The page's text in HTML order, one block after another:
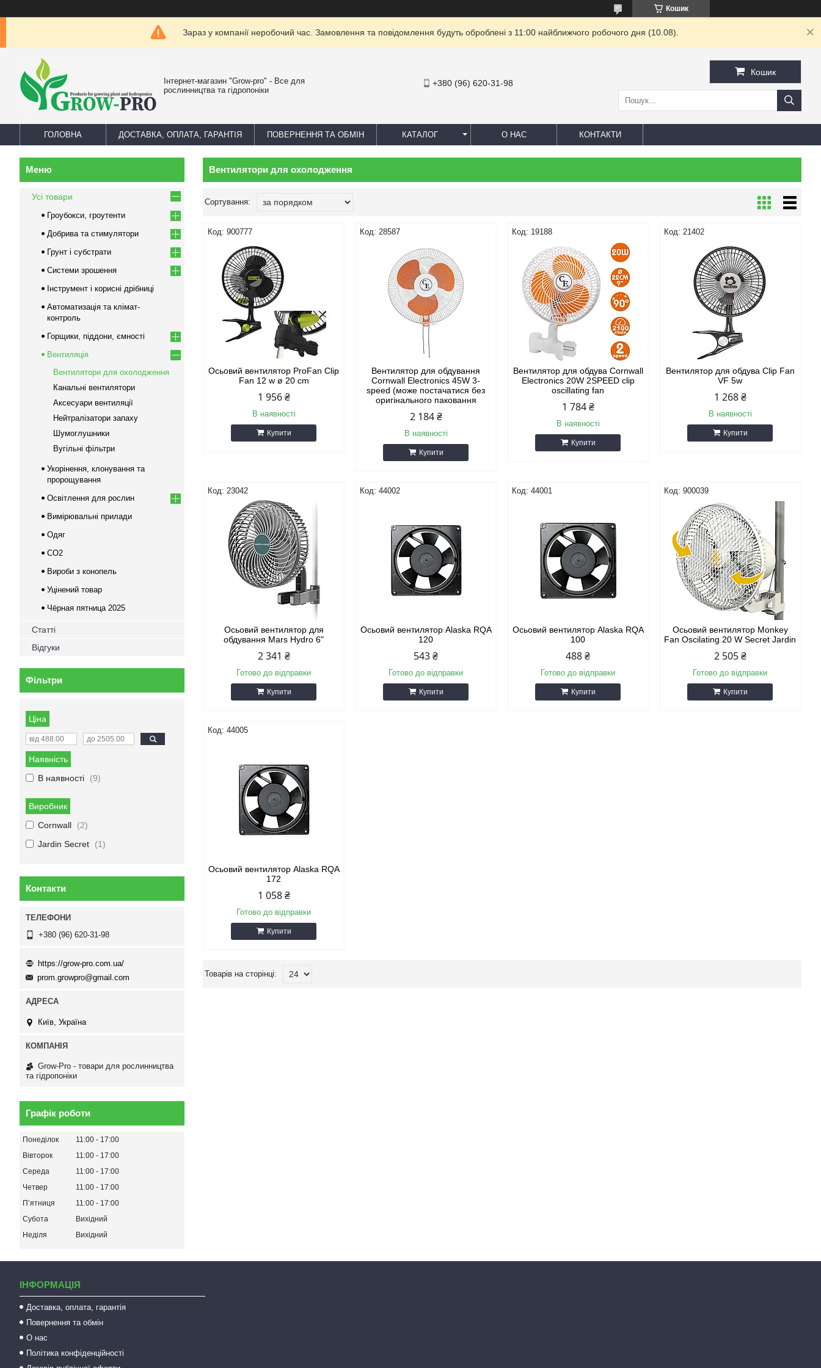
Кошик
Зараз у компанії неробочий час. Замовлення та повідомлення будуть оброблені з 11:00 найближчого робочого дня (10.08).
Інтернет-магазин "Grow-pro" - Все для
рослинництва та гідропоніки
+380 (96) 620-31-98
Кошик
ГОЛОВНА ДОСТАВКА, ОПЛАТА, ГАРАНТІЯ ПОВЕРНЕННЯ ТА ОБМІН КАТАЛОГ О НАС КОНТАКТИ
Вентилятори для охолодження
900777
Осьовий вентилятор ProFan Сlip
Fan 12 w ø 20 cm
1 956 ₴
В наявності
Купити
28587
Вентилятор для обдування
Cornwall Electronics 45W 3-
speed (може постачатися без
оригінального паковання
2 184 ₴
В наявності
Купити
19188
Вентилятор для обдува Cornwall
Electronics 20W 2SPEED clip
oscillating fan
1 784 ₴
В наявності
Купити
21402
Вентилятор для обдува Clip Fan
VF 5w
1 268 ₴
В наявності
Купити
23042
Осьовий вентилятор для
обдування Mars Hydro 6"
2 341 ₴
Готово до відправки
Купити
44002
Осьовий вентилятор Alaska RQA
120
543 ₴
Готово до відправки
Купити
44001
Осьовий вентилятор Alaska RQA
100
488 ₴
Готово до відправки
Купити
900039
Осьовий вентилятор Monkey
Fan Oscilating 20 W Secret Jardin
2 505 ₴
Готово до відправки
Купити
44005
Осьовий вентилятор Alaska RQA
172
1 058 ₴
Готово до відправки
Купити
Усі товари
Гроубокси, гроутенти
Добрива та стимулятори
Грунт і субстрати
Системи зрошення
Інструмент і корисні дрібниці
Автоматизація та клімат-
контроль
Горщики, піддони, ємності
Вентиляція
Вентилятори для охолодження
Канальні вентилятори
Аксесуари вентиляції
Нейтралізатори запаху
Шумоглушники
Вугільні фільтри
Укорінення, клонування та
пророщування
Освітлення для рослин
Вимірювальні прилади
Одяг
CO2
Вироби з конопель
Уцінений товар
Чёрная пятница 2025
Статті
Відгуки
Фільтри
Ціна
Наявність
В наявності
9
Виробник
Cornwall
2
Jardin Secret
1
Контакти
+380 (96) 620-31-98
https://grow-pro.com.ua/
prom.growpro@gmail.com
Київ, Україна
Grow-Pro - товари для рослинництва
та гідропоніки
Графік роботи
Понеділок 11:00
17:00
Вівторок
11:00
17:00
Середа
11:00
17:00
Четвер
11:00
17:00
Пʼятниця
11:00
17:00
Субота
Вихідний
Неділя
Вихідний
ІНФОРМАЦІЯ
Доставка, оплата, гарантія
Повернення та обмін
О нас
Політика конфіденційності